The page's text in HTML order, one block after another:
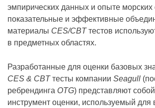
эмпирических данных и опыте морских
показательные и эффективные
материалы CES/CBTтестов
в предметных областях.
Разработанные для оценки базовых
CES & CBTтесты компании Seagull
ребрендинга OTG) представляют
инструмент оценки, используемый для